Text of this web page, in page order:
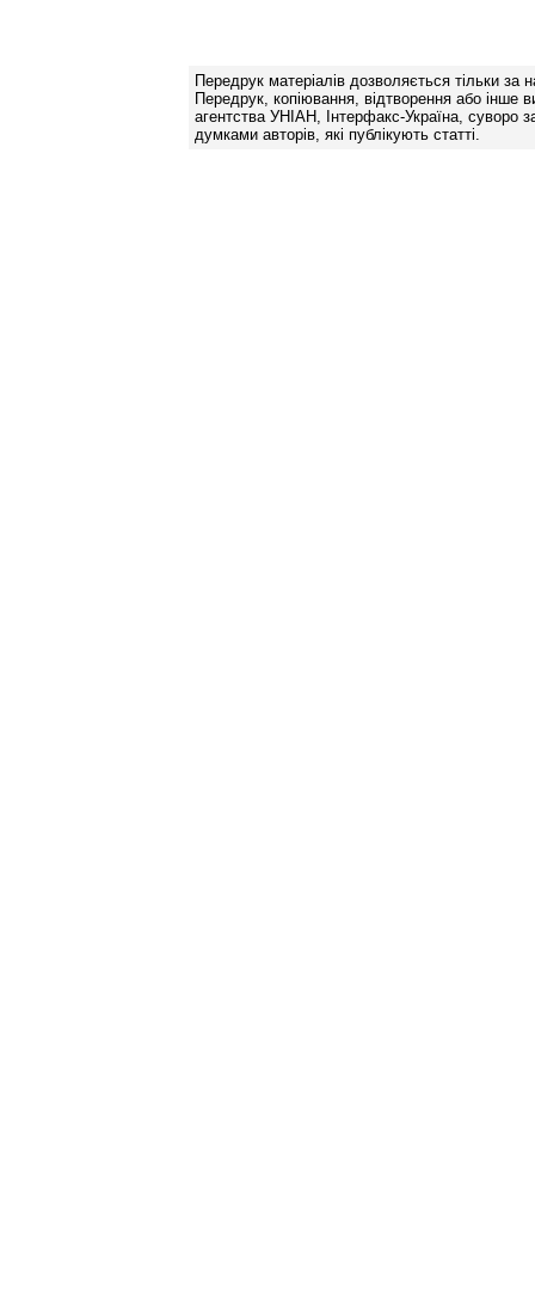
Передрук матеріалів дозволяється тільки за
Передрук, копіювання, відтворення або інше
агентства УНІАН, Інтерфакс-Україна, суворо
думками авторів, які публікують статті.